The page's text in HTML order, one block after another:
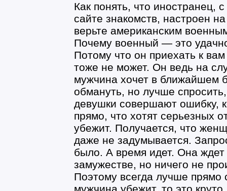
Как понять, что иностранец,
сайте знакомств, настроен
верьте американским
Почему военный — это
Потому что он приехать к
тоже не может. Он ведь на
мужчина хочет в ближайшем
обмануть, но лучше
девушки совершают ошибку,
прямо, что хотят серьезных
убежит. Получается, что
даже не задумывается.
было. А время идет. Она
замужестве, но ничего не
Поэтому всегда лучше прямо